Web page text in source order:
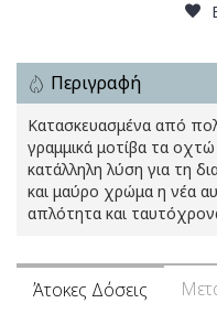
Περιγραφή
Κατασκευασμένα από
γραμμικά μοτίβα τα οχτώ
κατάλληλη λύση για τη
και μαύρο χρώμα η νέα
απλότητα και
Άτοκες Δόσεις